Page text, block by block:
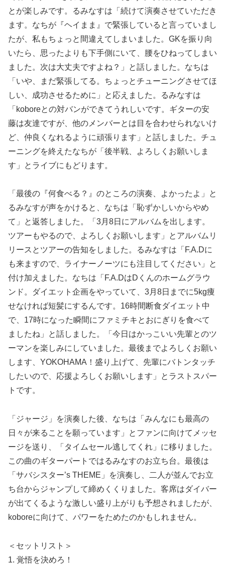
とが楽しみです。るみなすは「続けて演奏させていただき
ます。なちが『ヘイまま』で緊張していると言っていまし
たが、私もちょっと間違えてしまいました。GKを振り向
いたら、思ったよりも下手側にいて、腰をひねってしまい
ました。次は大丈夫ですよね？」と話しました。なちは
「いや、まだ緊張してる。ちょっとチューニングさせてほ
しい、成功させるために」と応えました。るみなすは
「koboreとの対バンができてうれしいです。ギターの安
藤は友達ですが、他のメンバーとは目を合わせられないけ
ど、仲良くなれるように頑張ります」と話しました。チュ
ーニングを終えたなちが「後半戦、よろしくお願いしま
す」とライブにもどります。
「最後の『何食べる？』のところの演奏、よかったよ」と
るみなすが声をかけると、なちは「恥ずかしいからやめ
て」と返答しました。「3月8日にアルバムを出します。
ツアーもやるので、よろしくお願いします」とアルバムリ
リースとツアーの告知をしました。るみなすは「F.A.Dに
も来ますので、ライナーノーツにも注目してください」と
付け加えました。なちは「F.A.DはDくんのホームグラウ
ンド。ダイエット企画をやっていて、3月8日までに5kg痩
せなければ短髪にするんです。16時間断食ダイエット中
で、17時になった瞬間にファミチキとおにぎりを食べて
ましたね」と話しました。「今日はかっこいい先輩とのツ
ーマンを楽しみにしていました。最後までよろしくお願い
します、YOKOHAMA！盛り上げて、先輩にバトンタッチ
したいので、応援よろしくお願いします」とラストスパー
トです。
「ジャージ」を演奏した後、なちは「みんなにも最高の
日々が来ることを願っています」とファンに向けてメッセ
ージを送り、「タイムセール逃してくれ」に移りました。
この曲のギターパートではるみなすのお立ち台。最後は
「サバシスター’s THEME」を演奏し、二人が並んでお立
ち台からジャンプして締めくくりました。客席はダイバー
が出てくるような激しい盛り上がりも予想されましたが、
koboreに向けて、パワーをためたのかもしれません。
＜セットリスト＞
1. 覚悟を決めろ！